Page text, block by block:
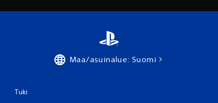
a
m
a
Maa/asuinalue: Suomi
Tuki